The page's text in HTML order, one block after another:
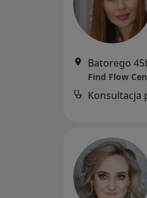
Batorego
Find Flow
Konsultacja